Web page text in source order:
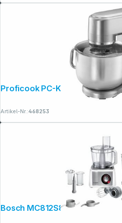
Proficook PC-KM 1096
Artikel-Nr.:468253
Bosch MC812S814
Copyright © 2001 - 2026 dexxIT.